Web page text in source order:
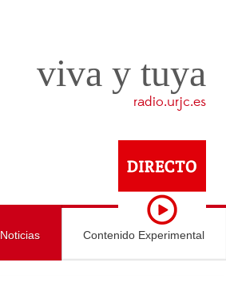
viva y tuya
radio.urjc.es
Noticias Contenido Experimental